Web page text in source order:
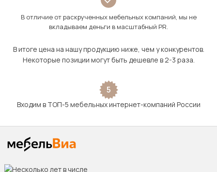
В отличие от раскрученных мебельных компаний, мы не
вкладываем деньги в масштабный PR.
В итоге цена на нашу продукцию ниже, чем у конкурентов.
Некоторые позиции могут быть дешевле в 2-3 раза.
5
Входим в ТОП-5 мебельных интернет-компаний России